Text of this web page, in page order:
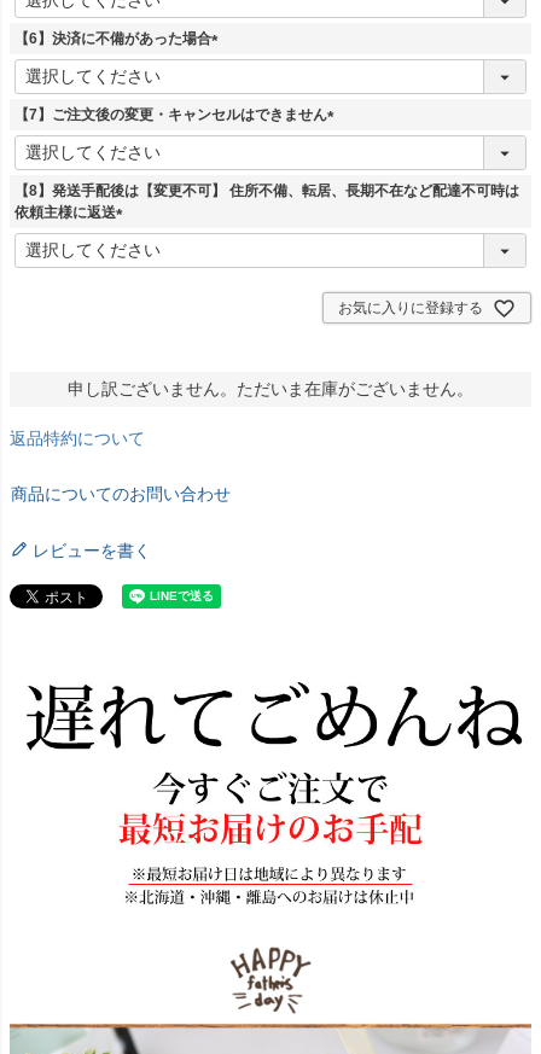
【6】決済に不備があった場合
(
須
【7】ご注文後の変更・キャンセルはできません
(
須
【8】発送手配後は【変更不可】 住所不備、転居、長期不在など配達不可時は
依頼主様に返送
(
必
お気に入りに登録する
申し訳ございません。ただいま在庫がございません。
返品特約について
商品についてのお問い合わせ
レビューを書く